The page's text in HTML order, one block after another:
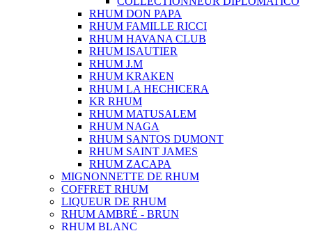
RHUM DON PAPA
RHUM FAMILLE RICCI
RHUM HAVANA CLUB
RHUM ISAUTIER
RHUM J.M
RHUM KRAKEN
RHUM LA HECHICERA
KR RHUM
RHUM MATUSALEM
RHUM NAGA
RHUM SANTOS DUMONT
RHUM SAINT JAMES
RHUM ZACAPA
MIGNONNETTE DE RHUM
COFFRET RHUM
LIQUEUR DE RHUM
RHUM AMBRÉ - BRUN
RHUM BLANC